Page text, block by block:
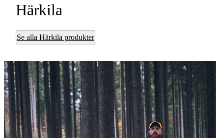
Härkila
Se alla Härkila produkter